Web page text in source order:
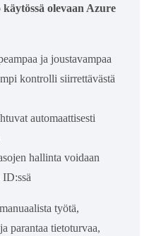
olevaan Azure
ja joustavampaa
kontrolli siirrettävästä
automaattisesti
hallinta voidaan
ID:ssä
työtä,
parantaa tietoturvaa,